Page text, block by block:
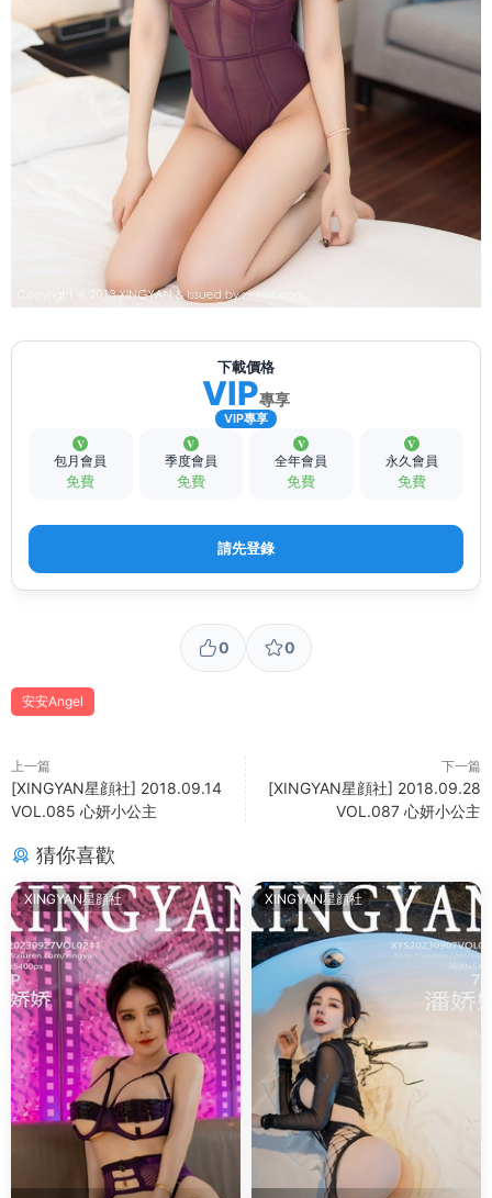
下載價格
VIP專享
VIP專享
包月會員
免費
季度會員
免費
全年會員
免費
永久會員
免費
請先登錄
0 0
安安Angel
上一篇
[XINGYAN星顔社] 2018.09.14
VOL.085 心妍小公主
下一篇
[XINGYAN星顔社] 2018.09.28
VOL.087 心妍小公主
猜你喜歡
XINGYAN星顔社 XINGYAN星顔社